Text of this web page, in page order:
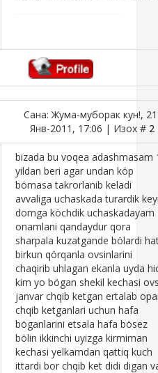
Сана: Жума-муборак кун!,
Янв-2011, 17:06 | Изох # 2
bizada bu voqea adashmasam
yildan beri agar undan köp
bömasa takrorlanib keladi
avvaliga uchaskada turardik
domga köchdik uchaskadayam
onamlani qandaydur qora
sharpala kuzatgande bölardi
birkun qörqanla ovsinlarini
chaqirib uhlagan ekanla uyda
kim yo bögan shekil kechasi
janvar chqib ketgan ertalab
chqib ketganlari uchun hafa
böganlarini etsala hafa bösez
bölin ikkinchi uyizga kirmiman
kechasi yelkamdan qattiq kuch
ittardi bor chqib ket didi digan